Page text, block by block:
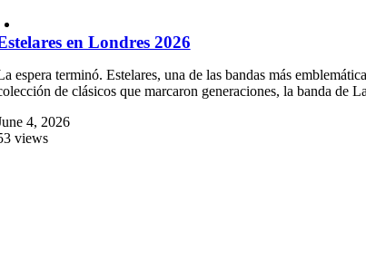
en Londres 2026
espera terminó. Estelares, una de las bandas más
de clásicos que marcaron generaciones, la banda de
4, 2026
views